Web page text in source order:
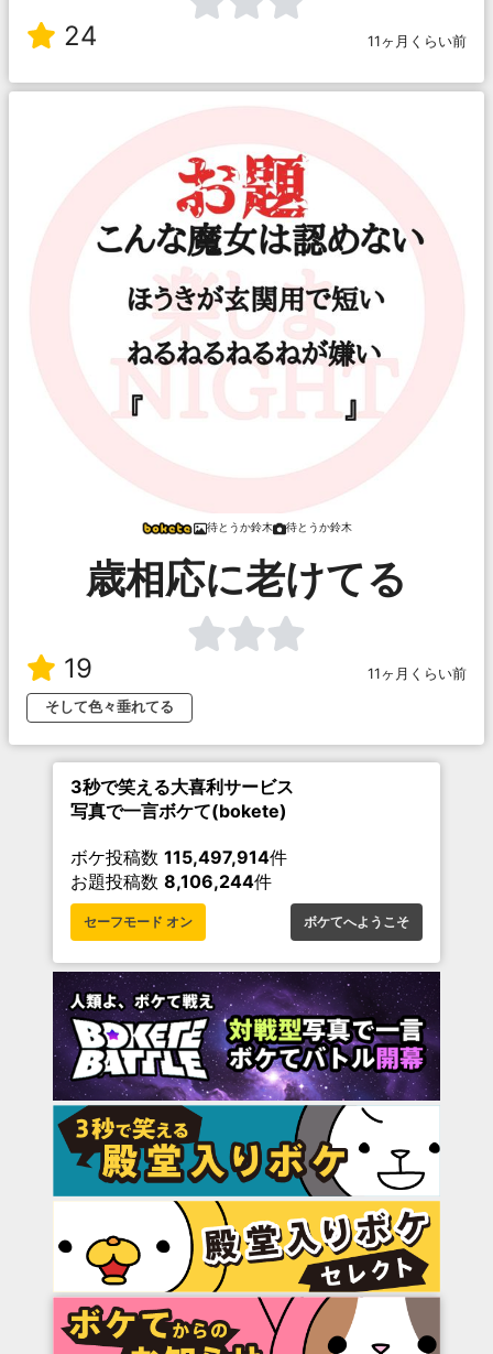
24 11ヶ月くらい前
待とうか鈴木 待とうか鈴木
歳相応に老けてる
19
11ヶ月くらい前
そして色々垂れてる
3秒で笑える大喜利サービス
写真で一言ボケて(bokete)
ボケ投稿数 115,497,914件
お題投稿数 8,106,244件
セーフモード オン ボケてへようこそ